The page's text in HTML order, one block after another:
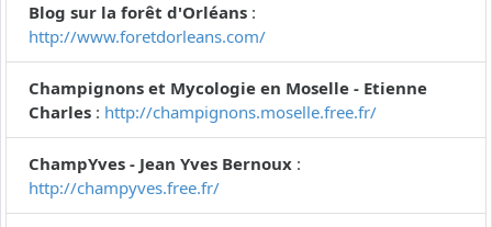
Blog sur la forêt d'Orléans :
http://www.foretdorleans.com/
Champignons et Mycologie en Moselle - Etienne
Charles : http://champignons.moselle.free.fr/
ChampYves - Jean Yves Bernoux :
http://champyves.free.fr/